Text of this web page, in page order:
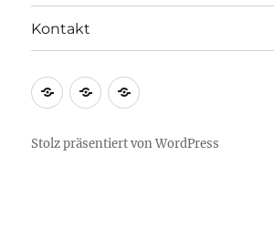
Kontakt
Home:Backlinks
Zürich
Kontakt
Stolz präsentiert von WordPress